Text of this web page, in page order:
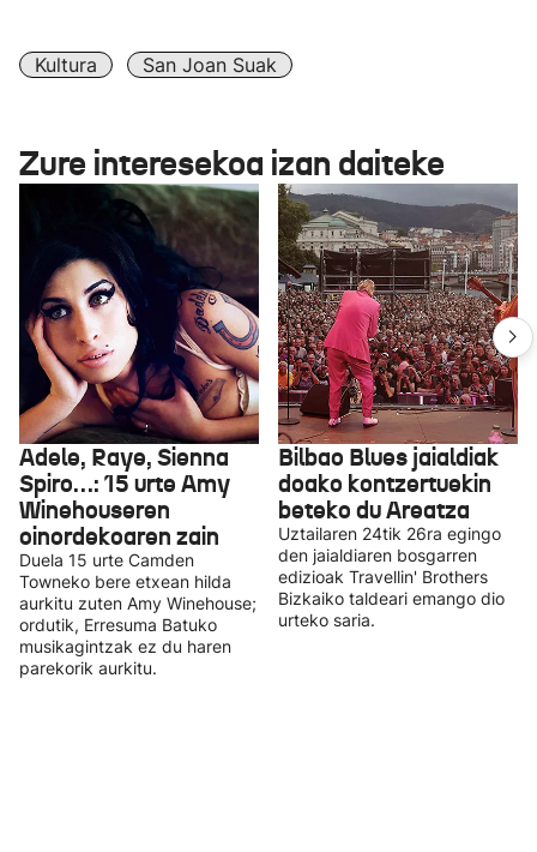
Kultura San Joan Suak
Zure interesekoa izan daiteke
Adele, Raye, Sienna
Spiro…: 15 urte Amy
Winehouseren
oinordekoaren zain
Duela 15 urte Camden
Towneko bere etxean hilda
aurkitu zuten Amy Winehouse;
ordutik, Erresuma Batuko
musikagintzak ez du haren
parekorik aurkitu.
Bilbao Blues jaialdiak
doako kontzertuekin
beteko du Areatza
Uztailaren 24tik 26ra egingo
den jaialdiaren bosgarren
edizioak Travellin' Brothers
Bizkaiko taldeari emango dio
urteko saria.